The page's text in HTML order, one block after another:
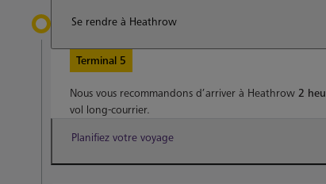
Se rendre à Heathrow
Terminal 5
Nous vous recommandons d’arriver à Heathrow 2
vol long-courrier.
Planifiez votre voyage